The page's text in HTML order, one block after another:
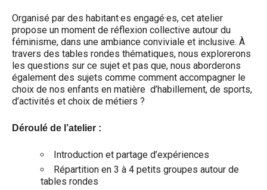
Organisé par des habitant·es engagé·es, cet atelier
propose un moment de réflexion collective autour du
féminisme, dans une ambiance conviviale et inclusive. À
travers des tables rondes thématiques, nous explorerons
les questions sur ce sujet et pas que, nous aborderons
également des sujets comme comment accompagner le
choix de nos enfants en matière d’habillement, de sports,
d’activités et choix de métiers ?
Déroulé de l’atelier :
Introduction et partage d’expériences
Répartition en 3 à 4 petits groupes autour de
tables rondes